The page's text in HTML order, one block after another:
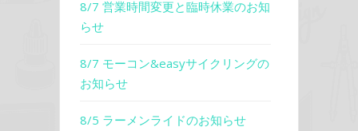
8/7 営業時間変更と臨時休業のお知
らせ
8/7 モーコン&easyサイクリングの
お知らせ
8/5 ラーメンライドのお知らせ